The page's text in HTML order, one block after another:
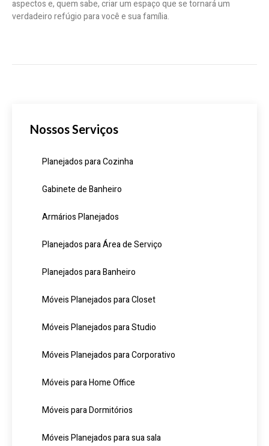
aspectos e, quem sabe, criar um espaço que se tornará um
verdadeiro refúgio para você e sua família.
Nossos Serviços
Planejados para Cozinha
Gabinete de Banheiro
Armários Planejados
Planejados para Área de Serviço
Planejados para Banheiro
Móveis Planejados para Closet
Móveis Planejados para Studio
Móveis Planejados para Corporativo
Móveis para Home Office
Móveis para Dormitórios
Móveis Planejados para sua sala